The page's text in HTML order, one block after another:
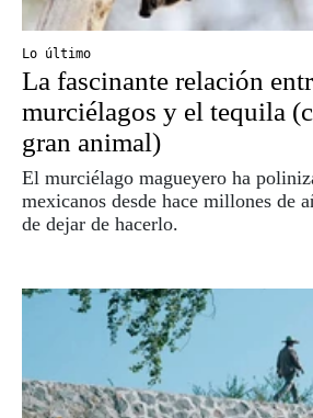
Lo último
La fascinante relación
murciélagos y el tequila
gran animal)
El murciélago magueyero ha
mexicanos desde hace millones de
de dejar de hacerlo.